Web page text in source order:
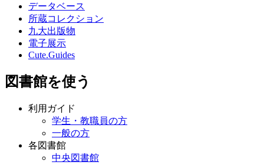
データベース
所蔵コレクション
九大出版物
電子展示
Cute.Guides
図書館を使う
利用ガイド
学生・教職員の方
一般の方
各図書館
中央図書館